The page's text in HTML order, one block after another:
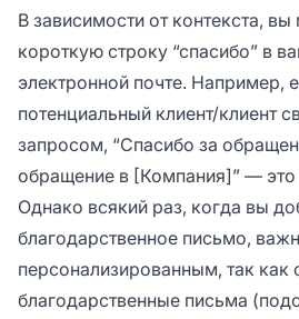
В зависимости от контекста,
короткую строку “спасибо” в
электронной почте. Например,
потенциальный клиент/клиент
запросом, “Спасибо за
обращение в [Компания]” — это
Однако всякий раз, когда вы
благодарственное письмо,
персонализированным, так как
благодарственные письма